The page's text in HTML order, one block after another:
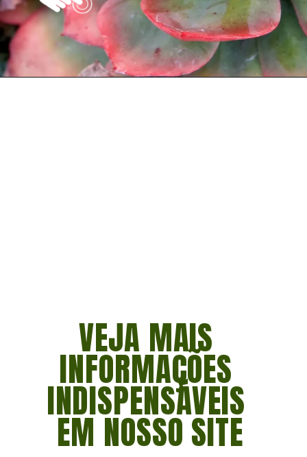
VEJA MAIS
INFORMAÇÕES
INDISPENSÁVEIS
EM NOSSO SITE